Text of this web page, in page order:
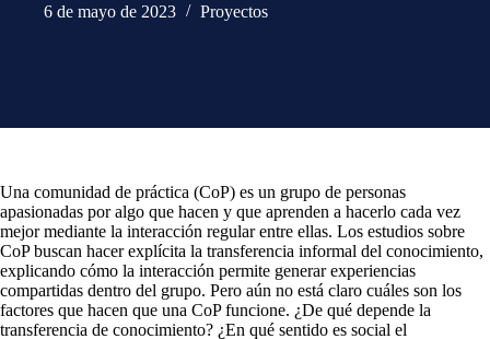
6 de mayo de 2023 Proyectos
Una comunidad de práctica (CoP) es un grupo de personas
apasionadas por algo que hacen y que aprenden a hacerlo cada vez
mejor mediante la interacción regular entre ellas. Los estudios sobre
CoP buscan hacer explícita la transferencia informal del conocimiento,
explicando cómo la interacción permite generar experiencias
compartidas dentro del grupo. Pero aún no está claro cuáles son los
factores que hacen que una CoP funcione. ¿De qué depende la
transferencia de conocimiento? ¿En qué sentido es social el